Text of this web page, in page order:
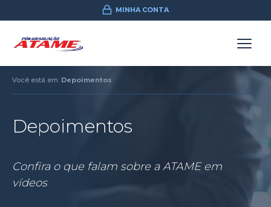
MINHA CONTA
Você está em: Depoimentos
Depoimentos
Confira o que falam sobre a ATAME em
vídeos